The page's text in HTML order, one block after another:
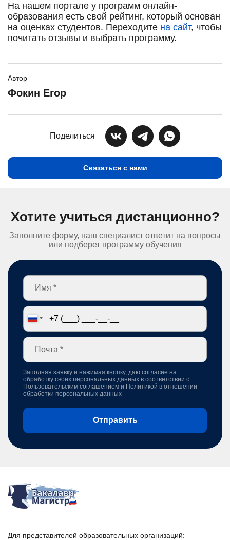
На нашем портале у программ онлайн-
образования есть свой рейтинг, который основан
на оценках студентов. Переходите на сайт, чтобы
почитать отзывы и выбрать программу.
Автор
Фокин Егор
Поделиться
Связаться с нами
Хотите учиться дистанционно?
Заполните форму, наш специалист ответит на вопросы
или подберет программу обучения
Заполняя заявку и нажимая кнопку, даю согласие на
обработку своих персональных данных в соответствии с
Пользовательским соглашением и Политикой в отношении
обработки персональных данных
Отправить
Для представителей образовательных организаций: